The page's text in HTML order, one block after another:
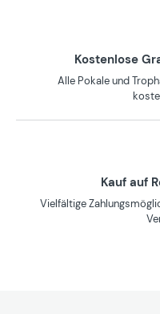
Kostenlose
Alle Pokale und
Kauf auf
Vielfältige